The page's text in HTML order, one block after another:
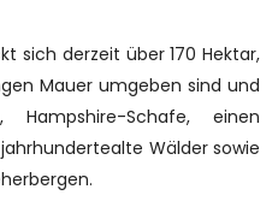
sich derzeit über 170 Hektar,
Mauer umgeben sind und
Schafe, einen
Wälder sowie